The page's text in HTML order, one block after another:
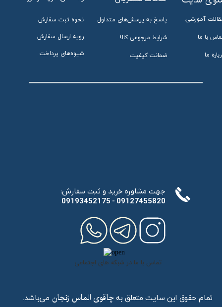
★★★★★
★★★
تمام حقوق این سایت متعلق بهچاقوی الماس زنجان می‌باشد.
نحوه ثبت سفارش
رویه ارسال سفارش
شیوه‌های پرداخت
پاسخ به پرسش‌های متداول
شرایط مرجوعی کالا
ضمانت کیفیت
آموزشی
با ما
ما
:جهت مشاوره خرید و ثبت سفارش
​​​​​​​09193452175 - 09127455820
تماس با ما در شبکه های اجتماعی